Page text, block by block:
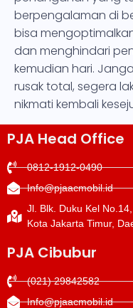
berpengalaman di
bisa
dan menghindari
kemudian hari.
rusak total, segera
nikmati kembali
PJA Head Office
0812-1912-0490
Info@pjaacmobil.id
Jl. Blk. Duku Kel
Kota Jakarta Timur,
PJA Cibubur
(021) 29842582
Info@pjaacmobil.id